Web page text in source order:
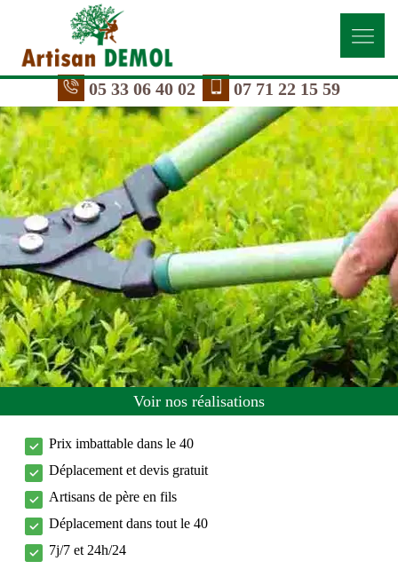
05 33 06 40 02 07 71 22 15 59
Voir nos réalisations
Prix imbattable dans le 40
Déplacement et devis gratuit
Artisans de père en fils
Déplacement dans tout le 40
7j/7 et 24h/24